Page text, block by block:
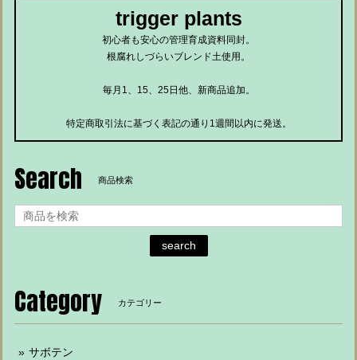
trigger plants
初心者も安心の管理育成資料同封。
根腐れしづらいブレンド土使用。
毎月1、15、25日他、新商品追加。
特定商取引法に基づく表記の通り1週間以内に発送。
Search 商品検索
search
Category カテゴリー
サボテン